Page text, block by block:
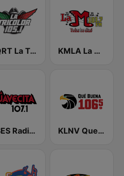
KQRT La Tricolor 105.1 FM KMLA La M 103.7 FM
KSES Radio La Suavecita 107.1 KLNV Que Buena 106.5 FM (US Only)